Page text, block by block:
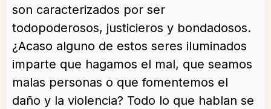
son caracterizados por ser
todopoderosos, justicieros y bondadosos.
¿Acaso alguno de estos seres iluminados
imparte que hagamos el mal, que seamos
malas personas o que fomentemos el
daño y la violencia? Todo lo que hablan se